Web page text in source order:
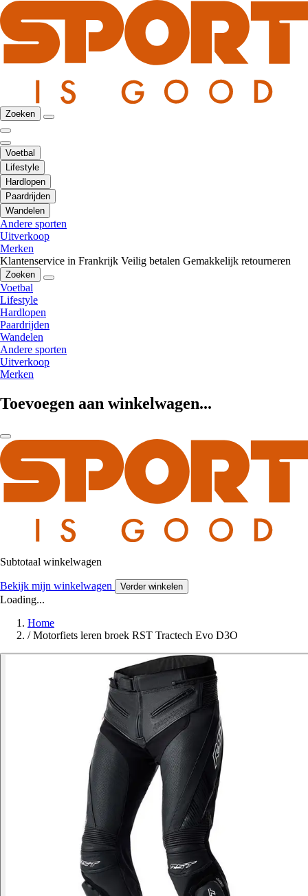
Zoeken
Voetbal
Lifestyle
Hardlopen
Paardrijden
Wandelen
Andere sporten
Uitverkoop
Merken
Klantenservice in Frankrijk Veilig betalen Gemakkelijk retourneren
Zoeken
Voetbal
Lifestyle
Hardlopen
Paardrijden
Wandelen
Andere sporten
Uitverkoop
Merken
Toevoegen aan winkelwagen...
Subtotaal winkelwagen
Bekijk mijn winkelwagen Verder winkelen
Loading...
Home
/ Motorfiets leren broek RST Tractech Evo D3O